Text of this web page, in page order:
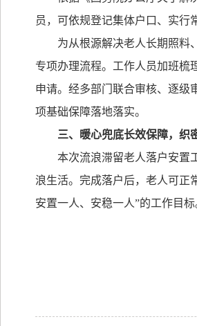
员，可依规登记集体户口、实行
为从根源解决老人长期照料
专项办理流程。工作人员加班梳
申请。经多部门联合审核、逐级
项基础保障落地落实。
三、暖心兜底长效保障，织
本次流浪滞留老人落户安置
浪生活。完成落户后，老人可正
安置一人、安稳一人”的工作目标